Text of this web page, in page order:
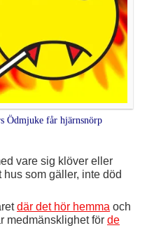
Ödmjuke får hjärnsnörp
vare sig klöver eller
hus som gäller, inte död
där det hör hemma och
medmänsklighet för de